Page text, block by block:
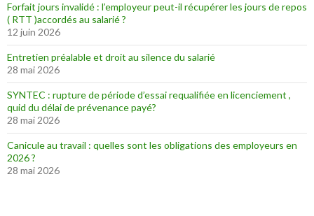
Forfait jours invalidé : l’employeur peut-il récupérer les jours de repos
( RTT )accordés au salarié ?
12 juin 2026
Entretien préalable et droit au silence du salarié
28 mai 2026
SYNTEC : rupture de période d’essai requalifiée en licenciement ,
quid du délai de prévenance payé?
28 mai 2026
Canicule au travail : quelles sont les obligations des employeurs en
2026 ?
28 mai 2026